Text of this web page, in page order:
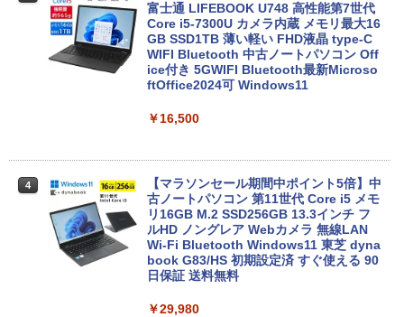
富士通 LIFEBOOK U748 高性能第7世代
Core i5-7300U カメラ内蔵 メモリ最大16
GB SSD1TB 薄い軽い FHD液晶 type-C
WIFI Bluetooth 中古ノートパソコン Off
ice付き 5GWIFI Bluetooth最新Microso
ftOffice2024可 Windows11
￥16,500
4
【マラソンセール期間中ポイント5倍】中
古ノートパソコン 第11世代 Core i5 メモ
リ16GB M.2 SSD256GB 13.3インチ フ
ルHD ノングレア Webカメラ 無線LAN
Wi-Fi Bluetooth Windows11 東芝 dyna
book G83/HS 初期設定済 すぐ使える 90
日保証 送料無料
￥29,980